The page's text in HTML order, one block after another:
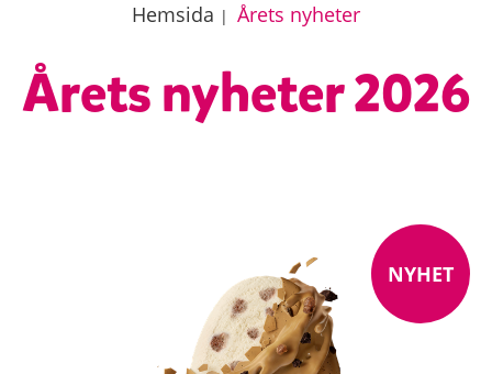
Hemsida | Årets nyheter
Årets nyheter 2026
NYHET